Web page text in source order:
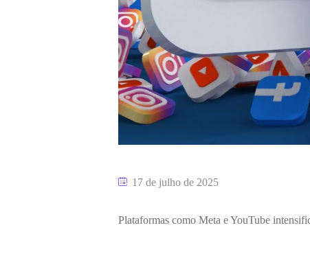
17 de julho de 2025
Plataformas como Meta e YouTube